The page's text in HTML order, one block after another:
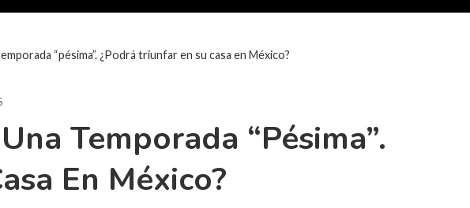
“pésima”. ¿Podrá triunfar en su casa en México?
Temporada “pésima”.
En México?